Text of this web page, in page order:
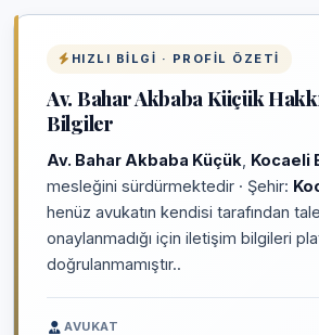
HIZLI BILGI · PROFIL ÖZETI
Av. Bahar Akbaba Küçük
Bilgiler
Av. Bahar Akbaba Küçük Kocaeli
mesleğini sürdürmektedir · Şehir:
henüz avukatın kendisi tarafından
onaylanmadığı için iletişim bilgileri
doğrulanmamıştır..
AVUKAT